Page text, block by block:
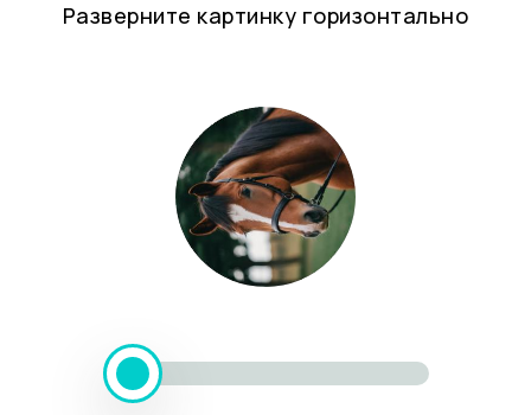
Разверните картинку горизонтально